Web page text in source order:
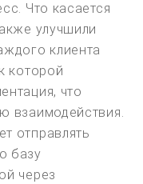
Что касается
улучшили
клиента
которой
что
взаимодействия.
отправлять
базу
через